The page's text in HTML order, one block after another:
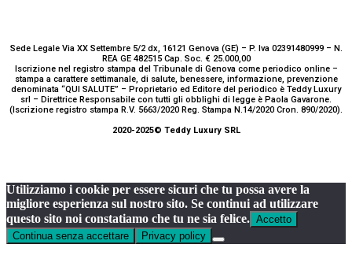
Sede Legale Via XX Settembre 5/2 dx, 16121 Genova (GE) – P. Iva 02391480999 – N.
REA GE 482515 Cap. Soc. € 25.000,00
Iscrizione nel registro stampa del Tribunale di Genova come periodico online –
stampa a carattere settimanale, di salute, benessere, informazione, prevenzione
denominata “QUI SALUTE” – Proprietario ed Editore del periodico è Teddy Luxury
srl – Direttrice Responsabile con tutti gli obblighi di legge è Paola Gavarone.
(Iscrizione registro stampa R.V. 5663/2020 Reg. Stampa N.14/2020 Cron. 890/2020).
2020-2025© Teddy Luxury SRL
Utilizziamo i cookie per essere sicuri che tu possa avere la
migliore esperienza sul nostro sito. Se continui ad utilizzare
questo sito noi constatiamo che tu ne sia felice. Accetto
Continua senza accettare
Privacy policy